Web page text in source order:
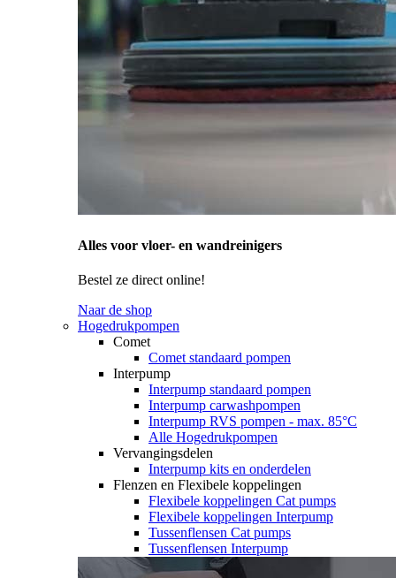
Alles voor vloer- en wandreinigers
Bestel ze direct online!
Naar de shop
Hogedrukpompen
Comet
Comet standaard pompen
Interpump
Interpump standaard pompen
Interpump carwashpompen
Interpump RVS pompen - max. 85°C
Alle Hogedrukpompen
Vervangingsdelen
Interpump kits en onderdelen
Flenzen en Flexibele koppelingen
Flexibele koppelingen Cat pumps
Flexibele koppelingen Interpump
Tussenflensen Cat pumps
Tussenflensen Interpump